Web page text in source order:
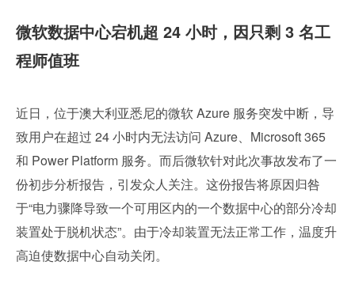
微软数据中心宕机超 24 小时，因只剩 3 名工
程师值班
近日，位于澳大利亚悉尼的微软 Azure 服务突发中断，导
致用户在超过 24 小时内无法访问 Azure、Microsoft 365
和 Power Platform 服务。而后微软针对此次事故发布了一
份初步分析报告，引发众人关注。这份报告将原因归咎
于“电力骤降导致一个可用区内的一个数据中心的部分冷却
装置处于脱机状态”。由于冷却装置无法正常工作，温度升
高迫使数据中心自动关闭。